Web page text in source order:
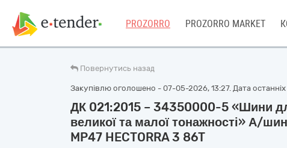
PROZORRO PROZORRO MARKET
Повернутись назад
Закупівлю оголошено - 07-05-2026, 13:27. Дата
ДК 021:2015 – 34350000-5 «Шини
великої та малої тонажності» А/
MP47 HECTORRA 3 86T